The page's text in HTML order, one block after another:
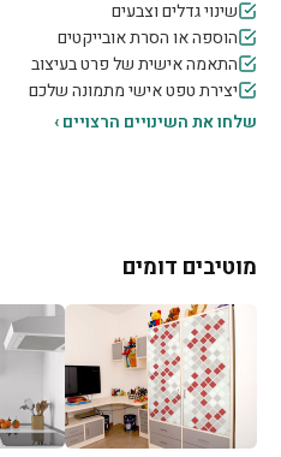
שינוי גדלים וצבעים
הוספה או הסרת אובייקטים
התאמה אישית של פרט בעיצוב
יצירת טפט אישי מתמונה שלכם
שלחו את השינויים הרצויים ›
מוטיבים דומים